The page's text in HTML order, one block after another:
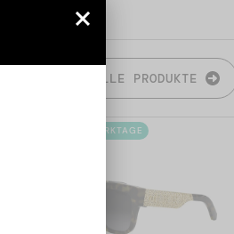
ALLE PRODUKTE
2-4 WERKTAGE